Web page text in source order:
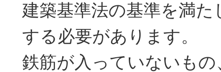
建築基準法の基準を満た
する必要があります。
鉄筋が入っていないも